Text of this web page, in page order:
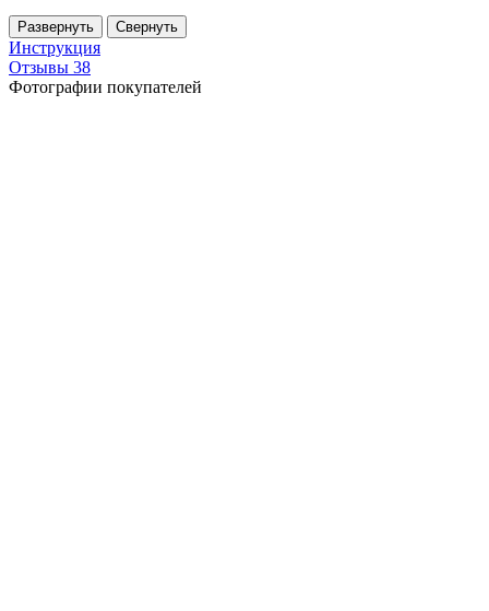
Развернуть Свернуть
Инструкция
Отзывы 38
Фотографии покупателей